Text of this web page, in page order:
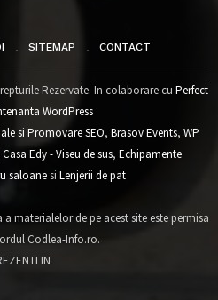
SITEMAP CONTACT
Rezervate. In colaborare cu Perfect
WordPress
si Promovare SEO, Brasov Events, WP
Casa Edy - Viseu de sus, Echipamente
saloanesi Lenjerii de pat
materialelor de pe acest site este permisa
Codlea-Info.ro.
IN